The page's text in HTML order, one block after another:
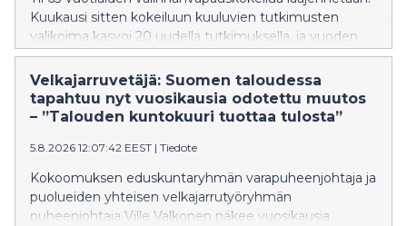
Kuukausi sitten kokeiluun kuuluvien tutkimusten
valikoima kasvoi 20 uudella tutkimuksella, ja vuoden
2027 alusta kokeiluun on tulossa lisää parannuksia.
Tavoitteena on nopeuttaa hoitoon pääsyä, parantaa
hoidon jatkuvuutta ja vastata entistä paremmin
ikääntyneiden tarpeisiin. Valinnanvapauskokeilu on
mahdollisuuden hakeutua yksityiselle yleislääkärille
julkisen terveydenhuollon asiakasmaksun hinnalla.
Velkajarruvetäjä: Suomen taloudessa
tapahtuu nyt vuosikausia odotettu muutos
– ”Talouden kuntokuuri tuottaa tulosta”
5.8.2026 12:07:42 EEST | Tiedote
Kokoomuksen eduskuntaryhmän varapuheenjohtaja ja
puolueiden yhteisen velkajarrutyöryhmän
puheenjohtaja Ville Valkonen näkee vuosikausia